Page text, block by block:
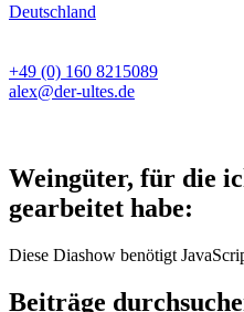
Deutschland
+49 (0) 160 8215089
alex@der-ultes.de
Weingüter, für die
gearbeitet habe:
Diese Diashow benötigt
Beiträge